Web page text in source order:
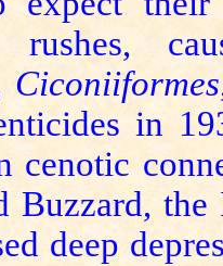
rushes,
Ciconiiformes
in
cenotic
Buzzard,
deep